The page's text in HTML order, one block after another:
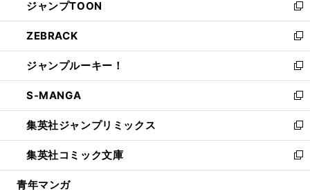
く
で
開
く
ド
ウ
で
開
く
ィ
ン
ド
ウ
で
開
く
い
ウ
ィ
ン
ド
ウ
で
開
く
ジャンプTOON
新
し
い
ウ
ィ
ン
ド
ウ
で
開
く
ZEBRACK
新
し
い
ウ
ィ
ン
ド
ウ
で
開
ジャンプルーキー！
新
し
い
ウ
ィ
ン
ド
ウ
S-MANGA
新
し
い
ウ
ィ
ン
集英社ジャンプリミックス
新
し
い
ウ
集英社コミック文庫
新
し
青年マンガ